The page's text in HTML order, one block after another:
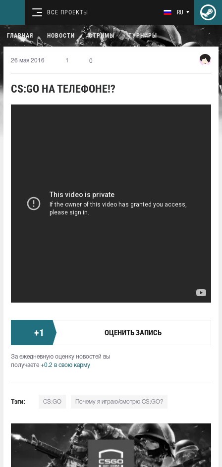
ВСЕ ПРОЕКТЫ RU
ГЛАВНАЯ НОВОСТИ СТРИМЫ ТУРНИРЫ
26 мая 2016 1 0
CS:GO НА ТЕЛЕФОНЕ!?
+1 ОЦЕНИТЬ ЗАПИСЬ
За ежедневную оценку новостей вы
получаете +0.2 в свою карму
Тэги: CS:GO Почему я играю/смотрю CS:GO?